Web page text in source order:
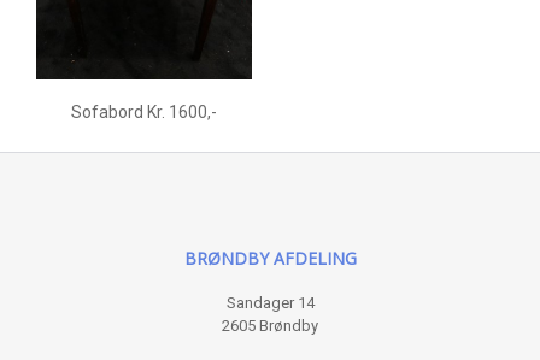
Sofabord Kr. 1600,-
BRØNDBY AFDELING
Sandager 14
2605 Brøndby